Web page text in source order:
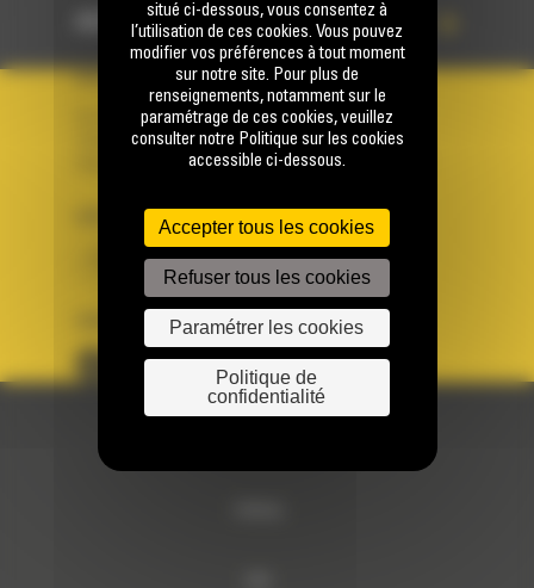
ACCÈS RAPIDES
VOTRE COMPTE
Se connecter
Créer un compte
Votre avez besoin d'assistance avec votre compte ?
BM FRANCE
LANGUE
fr
situé ci-dessous, vous consentez à
l’utilisation de ces cookies. Vous pouvez
modifier vos préférences à tout moment
sur notre site. Pour plus de
renseignements, notamment sur le
paramétrage de ces cookies, veuillez
consulter notre Politique sur les cookies
accessible ci-dessous.
Accepter tous les cookies
Refuser tous les cookies
Paramétrer les cookies
Politique de
confidentialité